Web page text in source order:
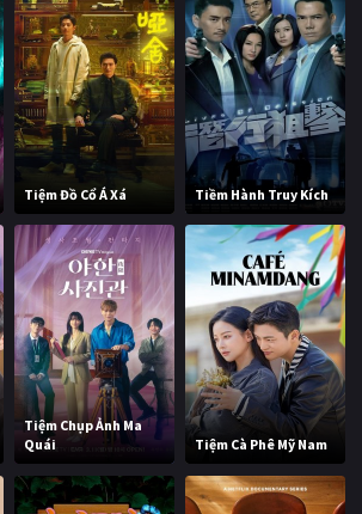
Tiệm Đồ Cổ Á Xá Tiềm Hành Truy Kích
Tiệm Chụp Ảnh Ma
Quái
Tiệm Cà Phê Mỹ Nam